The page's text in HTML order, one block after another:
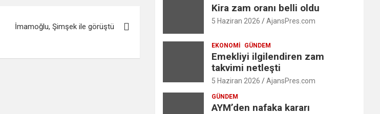
İmamoğlu, Şimşek ile görüştü
Kira zam oranı belli oldu
5 Haziran 2026 AjansPres.com
EKONOMI GÜNDEM
Emekliyi ilgilendiren zam
takvimi netleşti
5 Haziran 2026 AjansPres.com
GÜNDEM
AYM’den nafaka kararı